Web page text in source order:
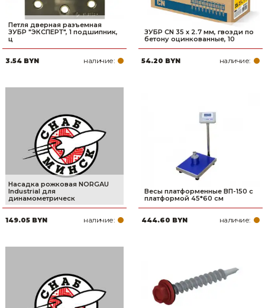
Петля дверная разъемная
ЗУБР ″ЭКСПЕРТ″, 1 подшипник,
ц
3.54 BYN наличие:
ЗУБР CN 35 х 2.7 мм, гвозди по
бетону оцинкованные, 10
54.20 BYN наличие:
Насадка рожковая NORGAU
Industrial для
динамометрическ
149.05 BYN наличие:
Весы платформенные ВП-150 с
платформой 45*60 см
444.60 BYN наличие: